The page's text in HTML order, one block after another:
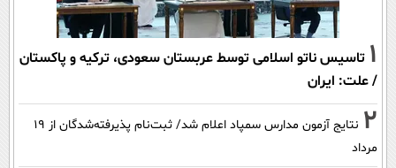
1 تاسیس ناتو اسلامی توسط عربستان سعودی، ترکیه و پاکستان
/ علت: ایران
2
نتایج آزمون مدارس سمپاد اعلام شد/ ثبت‌نام پذیرفته‌شدگان از ۱۹
مرداد